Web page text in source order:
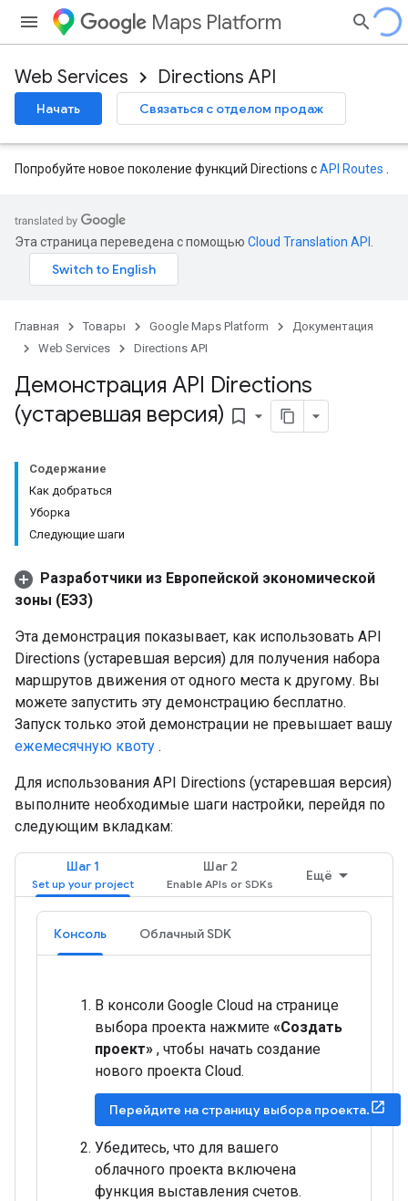
Maps Platform
Web Services Directions API
Начать Связаться с отделом продаж
Попробуйте новое поколение функций Directions сAPI Routes
Эта страница переведена с помощью Cloud Translation API
Главная Товары Google Maps Platform
Документация
Web Services
Directions API
Демонстрация API Directions
(устаревшая версия) bookmark_border
Содержание
Как добраться
Уборка
Следующие шаги
Разработчики из Европейской экономической
зоны (ЕЭЗ)
Эта демонстрация показывает, как использовать API
Directions (устаревшая версия) для получения набора
маршрутов движения от одного места к другому. Вы
можете запустить эту демонстрацию бесплатно.
Запуск только этой демонстрации не превышает вашу
ежемесячную квоту .
Для использования API Directions (устаревшая версия)
выполните необходимые шаги настройки, перейдя по
следующим вкладкам:
Шаг 1 Шаг 2
Ещё
Консоль Облачный SDK
В консоли Google Cloud на странице
выбора проекта нажмите «Создать
проект» , чтобы начать создание
нового проекта Cloud.
Перейдите на страницу выбора проекта.
Убедитесь, что для вашего
облачного проекта включена
функция выставления счетов.